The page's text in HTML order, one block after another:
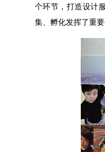
个环节，打造设计
集、孵化发挥了重要